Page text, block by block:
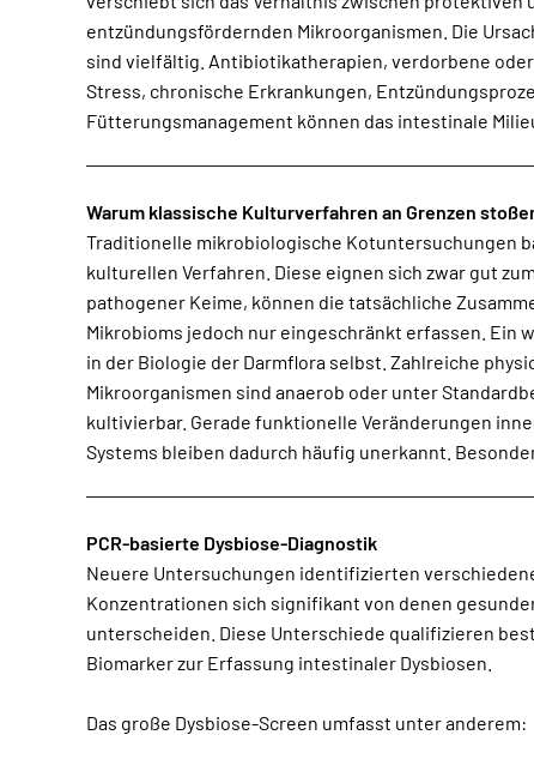
entzündungsfördernden Mikroorganismen. Die
sind vielfältig. Antibiotikatherapien, verdorbene
Stress, chronische Erkrankungen,
Fütterungsmanagement können das intestinale
erklärt, weshalb Dysbiosen diagnostisch lange
entsteht kein eindeutiges Leitsymptom,
Warum klassische Kulturverfahren an Grenzen
Traditionelle mikrobiologische Kotuntersuchungen
kulturellen Verfahren. Diese eignen sich zwar gut
pathogener Keime, können die tatsächliche
Mikrobioms jedoch nur eingeschränkt erfassen. Ein
in der Biologie der Darmflora selbst. Zahlreiche
Mikroorganismen sind anaerob oder unter
kultivierbar. Gerade funktionelle Veränderungen
Systems bleiben dadurch häufig unerkannt.
Darmflora-Screens trotz deutlicher
richtungsweisenden Befund bleiben. Moderne
ermöglichen dagegen eine deutlich umfassendere
Mithilfe spezieller PCR- oder
kultivierbare oder anaerobe Mikroorganismen erfasst
mikrobiellen Zusammensetzung lassen sich dadurch
PCR-basierte Dysbiose-Diagnostik
Neuere Untersuchungen identifizierten
Konzentrationen sich signifikant von denen
unterscheiden. Diese Unterschiede qualifizieren
Biomarker zur Erfassung intestinaler Dysbiosen.
Das große Dysbiose-Screen umfasst unter anderem: